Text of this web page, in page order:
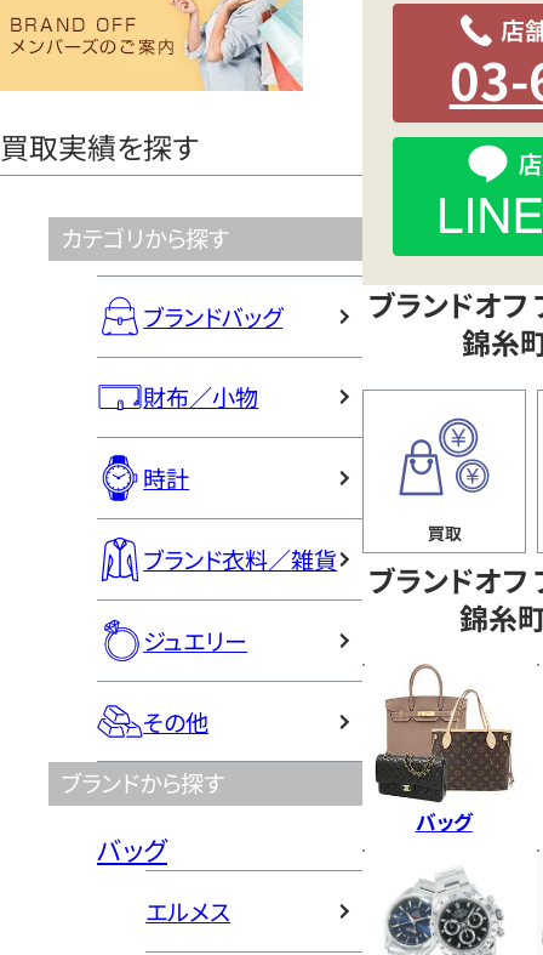
町
店
ヤ
買取実績を探す
カテゴリから探す
ブランドバッグ
財布／小物
時計
ブランド衣料／雑貨
ジュエリー
その他
ブランドから探す
バッグ
エルメス
ブランドオフ
錦糸
ブランドオフ
錦糸
バッグ